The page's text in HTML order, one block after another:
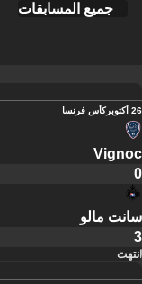
جميع المسابقات
26 أكتوبر كأس فرنسا
Vignoc
0
سانت مالو
3
انتهت